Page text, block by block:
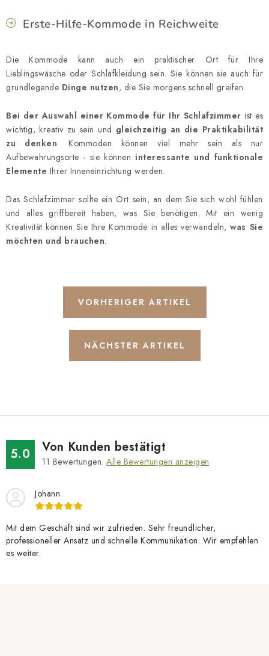
Erste-Hilfe-Kommode in Reichweite
Die Kommode kann auch ein praktischer Ort für Ihre
Lieblingswäsche oder Schlafkleidung sein. Sie können sie auch für
grundlegende Dinge nutzen, die Sie morgens schnell greifen.
Bei der Auswahl einer Kommode für Ihr Schlafzimmer ist es
wichtig, kreativ zu sein und gleichzeitig an die Praktikabilität
zu denken. Kommoden können viel mehr sein als nur
Aufbewahrungsorte - sie können interessante und funktionale
Elemente Ihrer Inneneinrichtung werden.
Das Schlafzimmer sollte ein Ort sein, an dem Sie sich wohl fühlen
und alles griffbereit haben, was Sie benötigen. Mit ein wenig
Kreativität können Sie Ihre Kommode in alles verwandeln,was Sie
möchten und brauchen.
VORHERIGER ARTIKEL
NÄCHSTER ARTIKEL
5.0 Von Kunden bestätigt
11 Bewertungen. Alle Bewertungen anzeigen
Johann
Mit dem Geschäft sind wir zufrieden. Sehr freundlicher,
professioneller Ansatz und schnelle Kommunikation. Wir empfehlen
es weiter.